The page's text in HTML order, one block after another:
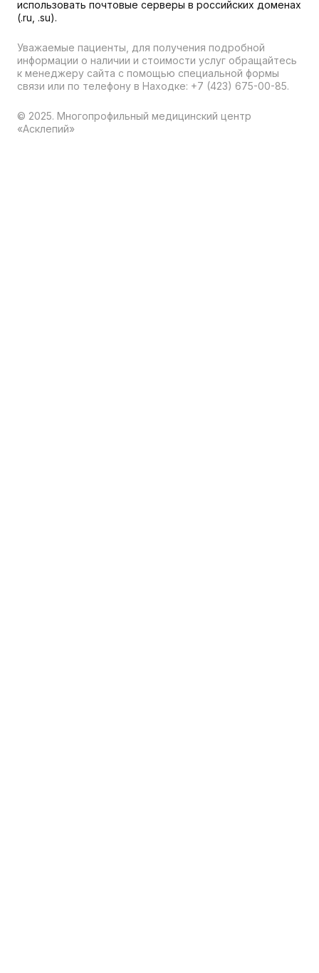
использовать почтовые серверы в российских доменах
(.ru, .su).
Уважаемые пациенты, для получения подробной
информации о наличии и стоимости услуг обращайтесь
к менеджеру сайта с помощью специальной формы
связи или по телефону в Находке: +7 (423) 675-00-85.
© 2025. Многопрофильный медицинский центр
«Асклепий»